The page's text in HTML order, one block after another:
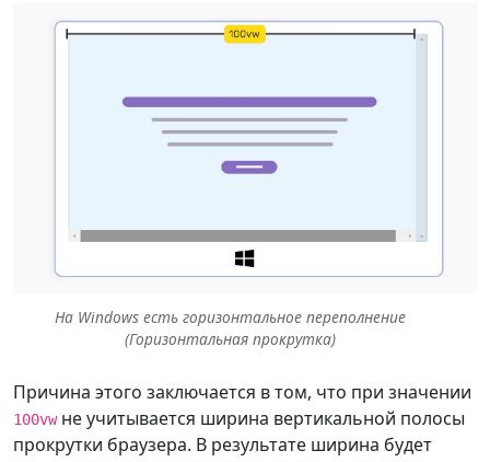
На Windows есть горизонтальное переполнение
(Горизонтальная прокрутка)
Причина этого заключается в том, что при значении
100vwне учитывается ширина вертикальной полосы
прокрутки браузера. В результате ширина будет